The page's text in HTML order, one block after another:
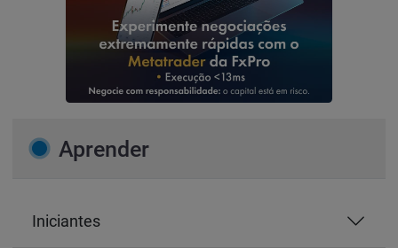
Aprender
Iniciantes